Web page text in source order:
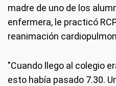
madre de uno de los
enfermera, le practicó
reanimación
"Cuando llego al colegio
esto había pasado 7.30.